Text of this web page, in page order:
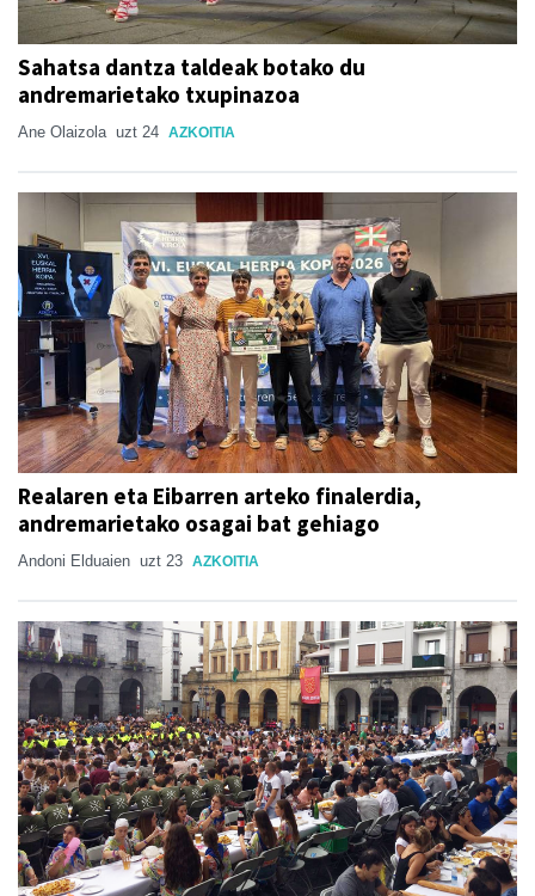
Sahatsa dantza taldeak botako du
andremarietako txupinazoa
Ane Olaizola uzt 24 AZKOITIA
Realaren eta Eibarren arteko finalerdia,
andremarietako osagai bat gehiago
Andoni Elduaien uzt 23 AZKOITIA